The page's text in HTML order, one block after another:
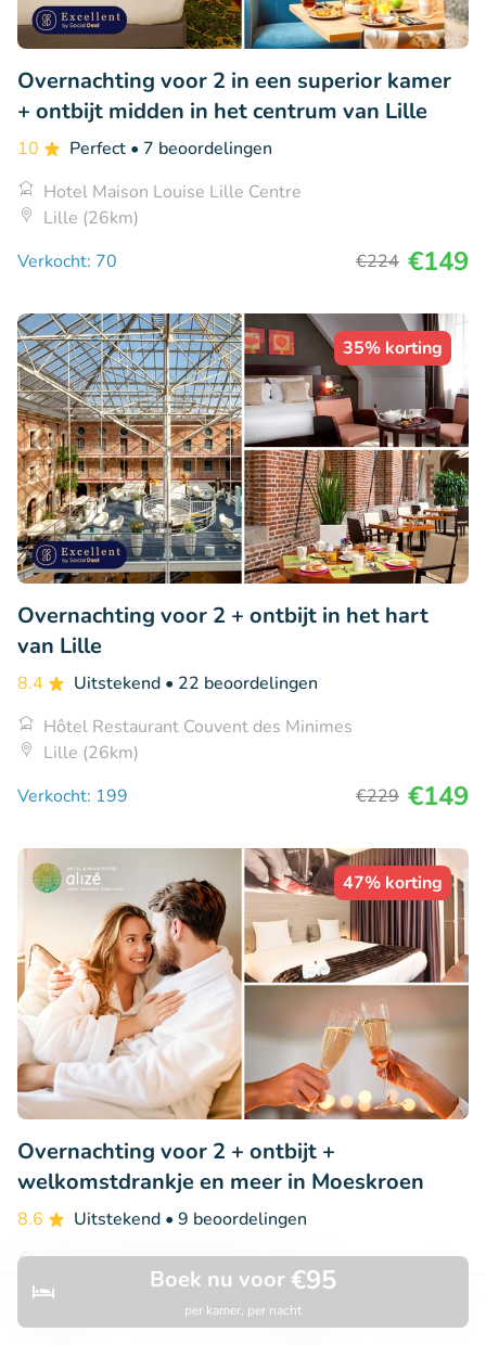
Zoeken Boekingen
Boek nu voor€95
per kamer, per nacht
Overnachting voor 2 in een superior kamer
+ ontbijt midden in het centrum van Lille
10 Perfect • 7 beoordelingen
Hotel Maison Louise Lille Centre
Lille (26km)
Verkocht: 70
€224 €149
35% korting
Overnachting voor 2 + ontbijt in het hart
van Lille
8.4 Uitstekend • 22 beoordelingen
Hôtel Restaurant Couvent des Minimes
Lille (26km)
Verkocht: 199
€229 €149
47% korting
Overnachting voor 2 + ontbijt +
welkomstdrankje en meer in Moeskroen
8.6 Uitstekend • 9 beoordelingen
Hotel & Aparthotel Alizé Mouscron
Mouscron (26km)
Verkocht: 1
€213 €112